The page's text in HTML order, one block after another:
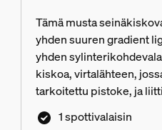
Tämä musta
yhden suuren gradient
yhden
kiskoa, virtalähteen,
tarkoitettu pistoke, ja
asentamista varten.
1 spottivalaisin